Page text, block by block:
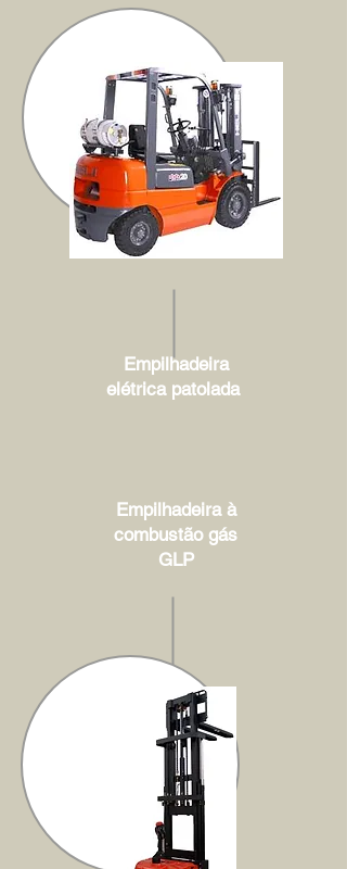
Empilhadeira
elétrica patolada
Empilhadeira à
combustão gás
GLP